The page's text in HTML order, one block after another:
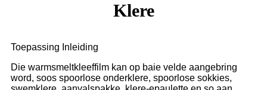
Klere
Toepassing Inleiding
Die warmsmeltkleeffilm kan op baie velde aangebring
word, soos spoorlose onderklere, spoorlose sokkies,